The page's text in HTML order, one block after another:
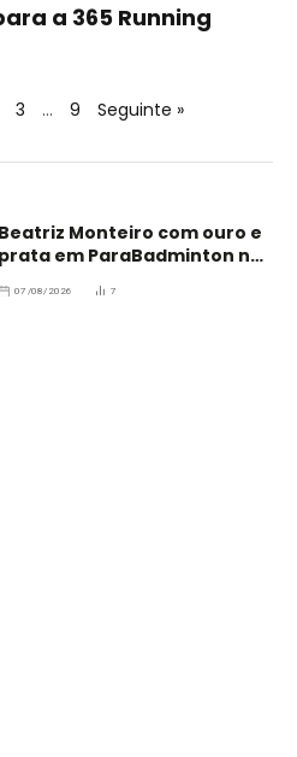
a 365 Running
3 … 9 Seguinte »
Beatriz Monteiro com ouro e
prata em ParaBadminton no
07/08/2026 7